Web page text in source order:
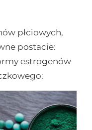
płciowych,
postacie:
estrogenów